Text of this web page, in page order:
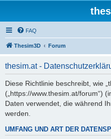
FAQ
Thesim3D Forum
thesim.at -
Diese Richtlinie beschreibt, wie
(„https://www.thesim.at/forum“)
Daten verwendet, die während
werden.
UMFANG UND ART DER